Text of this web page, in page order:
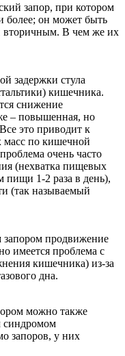
запор, при котором
более; он может быть
В чем же их
задержки стула
кишечника.
снижение
– повышенная, но
это приводит к
масс по кишечной
очень часто
(нехватка пищевых
пищи 1-2 раза в день),
(так называемый
продвижение
имеется проблема с
кишечника) из-за
дна.
можно также
синдромом
запоров, у них